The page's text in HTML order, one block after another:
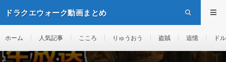
ドラクエウォーク動画まとめ
ホーム 人気記事 こころ りゅうおう 盗賊 追憶 ド